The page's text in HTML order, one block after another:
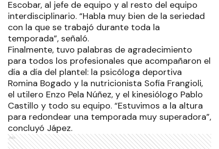
Escobar, al jefe de equipo y al resto del equipo
interdisciplinario. “Habla muy bien de la seriedad
con la que se trabajó durante toda la
temporada”, señaló.
Finalmente, tuvo palabras de agradecimiento
para todos los profesionales que acompañaron el
día a día del plantel: la psicóloga deportiva
Romina Bogado y la nutricionista Sofía Frangioli,
el utilero Enzo Pela Núñez, y el kinesiólogo Pablo
Castillo y todo su equipo. “Estuvimos a la altura
para redondear una temporada muy superadora”,
concluyó Jápez.
Ads